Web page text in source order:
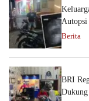
Autopsi
Berita
BRI
Dukung